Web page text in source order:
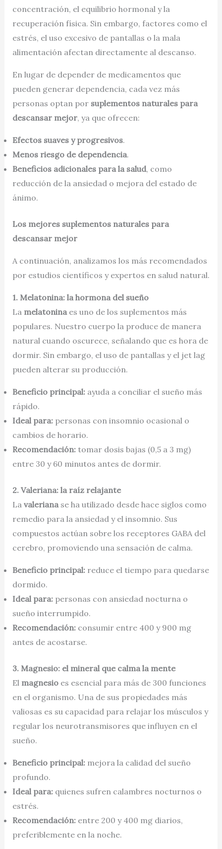
concentración, el equilibrio hormonal y la
recuperación física. Sin embargo, factores como el
estrés, el uso excesivo de pantallas o la mala
alimentación afectan directamente al descanso.
En lugar de depender de medicamentos que
pueden generar dependencia, cada vez más
personas optan por suplementos naturales para
descansar mejor, ya que ofrecen:
Efectos suaves y progresivos.
Menos riesgo de dependencia.
Beneficios adicionales para la salud, como
reducción de la ansiedad o mejora del estado de
ánimo.
Los mejores suplementos naturales para
descansar mejor
A continuación, analizamos los más recomendados
por estudios científicos y expertos en salud natural.
1. Melatonina: la hormona del sueño
La melatoninaes uno de los suplementos más
populares. Nuestro cuerpo la produce de manera
natural cuando oscurece, señalando que es hora de
dormir. Sin embargo, el uso de pantallas y el jet lag
pueden alterar su producción.
Beneficio principal:ayuda a conciliar el sueño más
rápido.
Ideal para:personas con insomnio ocasional o
cambios de horario.
Recomendación:tomar dosis bajas (0,5 a 3 mg)
entre 30 y 60 minutos antes de dormir.
2. Valeriana: la raíz relajante
La valerianase ha utilizado desde hace siglos como
remedio para la ansiedad y el insomnio. Sus
compuestos actúan sobre los receptores GABA del
cerebro, promoviendo una sensación de calma.
Beneficio principal:reduce el tiempo para quedarse
dormido.
Ideal para:personas con ansiedad nocturna o
sueño interrumpido.
Recomendación:consumir entre 400 y 900 mg
antes de acostarse.
3. Magnesio: el mineral que calma la mente
El magnesioes esencial para más de 300 funciones
en el organismo. Una de sus propiedades más
valiosas es su capacidad para relajar los músculos y
regular los neurotransmisores que influyen en el
sueño.
Beneficio principal:mejora la calidad del sueño
profundo.
Ideal para:quienes sufren calambres nocturnos o
estrés.
Recomendación:entre 200 y 400 mg diarios,
preferiblemente en la noche.